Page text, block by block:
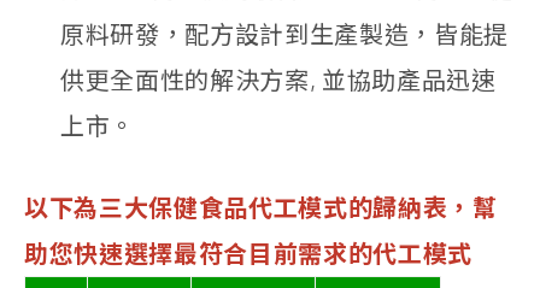
原料研發，配方設計到生產製造，皆能提
供更全面性的解決方案, 並協助產品迅速
上市。
以下為三大保健食品代工模式的歸納表，幫
助您快速選擇最符合目前需求的代工模式